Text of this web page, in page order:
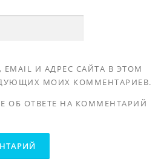
И АДРЕС САЙТА В ЭТОМ
МОИХ КОММЕНТАРИЕВ.
ОБ ОТВЕТЕ НА КОММЕНТАРИЙ